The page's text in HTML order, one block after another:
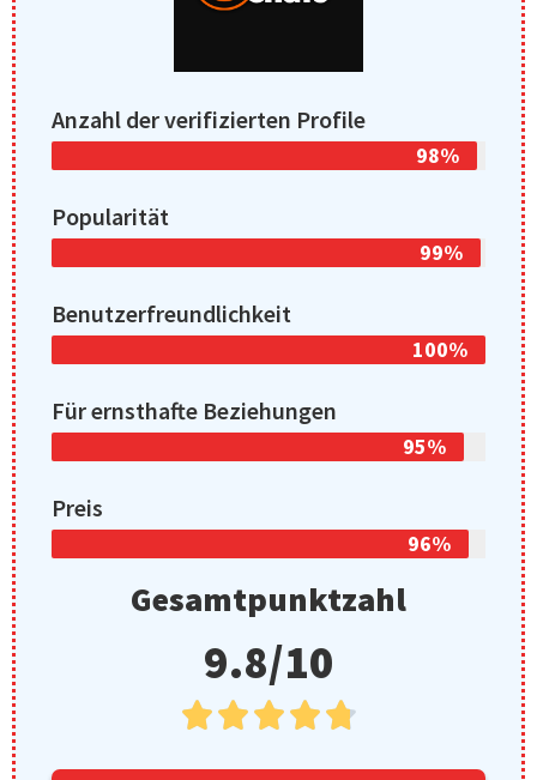
Anzahl der verifizierten Profile
98%
Popularität
99%
Benutzerfreundlichkeit
100%
Für ernsthafte Beziehungen
95%
Preis
96%
Gesamtpunktzahl
9.8/10
